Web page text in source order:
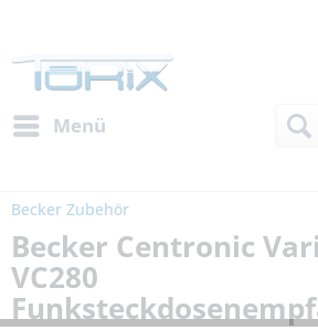
Menü
Becker Zubehör
Becker Centronic
VC280